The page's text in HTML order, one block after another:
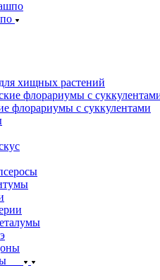
хищных растений
флорариумы с суккулентами